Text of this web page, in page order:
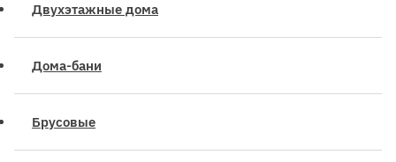
Двухэтажные дома
Дома-бани
Брусовые